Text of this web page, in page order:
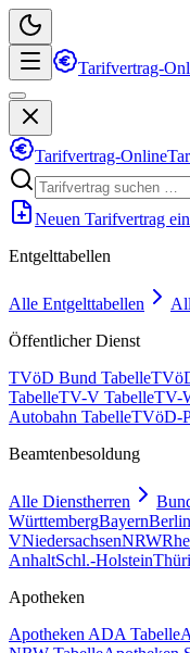
Tarifvertrag-
Tarifvertrag-Online
Neuen Tarifvertrag
Entgelttabellen
Alle Entgelttabellen
Öffentlicher Dienst
TVöD Bund Tabelle
TabelleTV-V TabelleTV-
Autobahn TabelleTVöD-
Beamtenbesoldung
Alle Dienstherren
WürttembergBayernBerlin
VNiedersachsenNRW
AnhaltSchl.-Holstein
Apotheken
Apotheken ADA Tabelle